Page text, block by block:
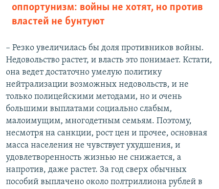
оппортунизм: войны не хотят, но против
властей не бунтуют
– Резко увеличилась бы доля противников войны.
Недовольство растет, и власть это понимает. Кстати,
она ведет достаточно умелую политику
нейтрализации возможных недовольств, и не
только полицейскими методами, но и очень
большими выплатами социально слабым,
малоимущим, многодетным семьям. Поэтому,
несмотря на санкции, рост цен и прочее, основная
масса населения не чувствует ухудшения, и
удовлетворенность жизнью не снижается, а
напротив, даже растет. За год сверх обычных
пособий выплачено около полтриллиона рублей в